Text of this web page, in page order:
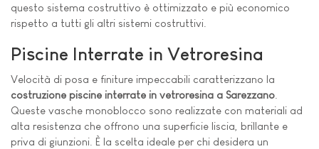
questo sistema costruttivo è ottimizzato e più economico
rispetto a tutti gli altri sistemi costruttivi.
Piscine Interrate in Vetroresina
Velocità di posa e finiture impeccabili caratterizzano la
costruzione piscine interrate in vetroresina a Sarezzano.
Queste vasche monoblocco sono realizzate con materiali ad
alta resistenza che offrono una superficie liscia, brillante e
priva di giunzioni. È la scelta ideale per chi desidera un